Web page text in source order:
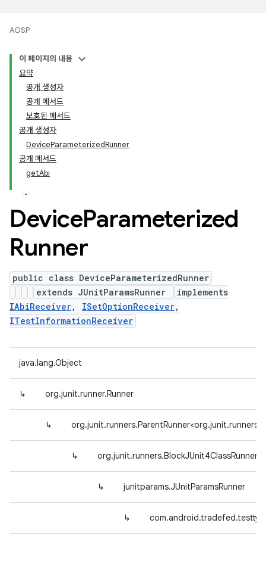
AOSP
이 페이지의 내용
요약
공개 생성자
공개 메서드
보호된 메서드
공개 생성자
DeviceParameterizedRunner
공개 메서드
getAbi
DeviceParameterized
Runner
public class DeviceParameterizedRunner
extends JUnitParamsRunner
implements
IAbiReceiver, ISetOptionReceiver,
ITestInformationReceiver
java.lang.Object
↳ org.junit.runner.Runner
↳
↳ org.junit.runners.BlockJUnit4ClassRunner
↳ junitparams.JUnitParamsRunner
↳